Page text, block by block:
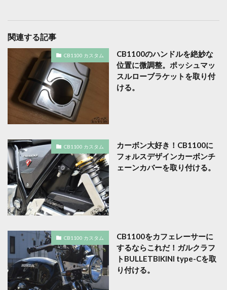
関連する記事
CB1100 カスタム
CB1100のハンドルを絶妙な
位置に微調整。ポッシュマッ
スルローブラケットを取り付
ける。
CB1100 カスタム
カーボン大好き！CB1100に
フォルスデザインカーボンチ
ェーンカバーを取り付ける。
CB1100 カスタム
CB1100をカフェレーサーに
するならこれだ！ガルクラフ
トBULLETBIKINI type-Cを取
り付ける。